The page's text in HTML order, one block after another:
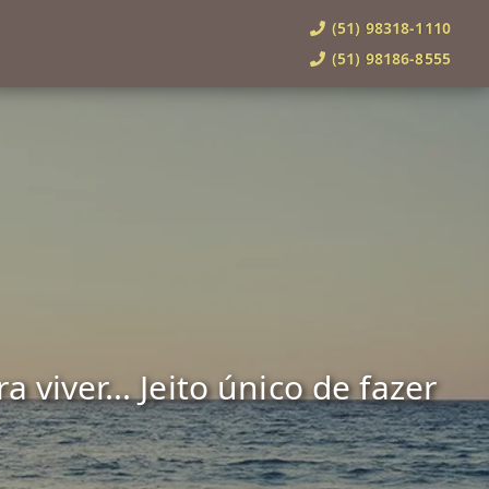
(51) 98318-1110
(51) 98186-8555
viver... Jeito único de fazer